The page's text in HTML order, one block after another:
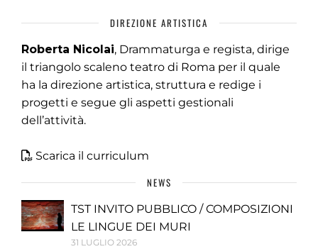
DIREZIONE ARTISTICA
Roberta Nicolai, Drammaturga e regista, dirige
il triangolo scaleno teatro di Roma per il quale
ha la direzione artistica, struttura e redige i
progetti e segue gli aspetti gestionali
dell’attività.
Scarica il curriculum
NEWS
TST INVITO PUBBLICO / COMPOSIZIONI
LE LINGUE DEI MURI
31 LUGLIO 2026